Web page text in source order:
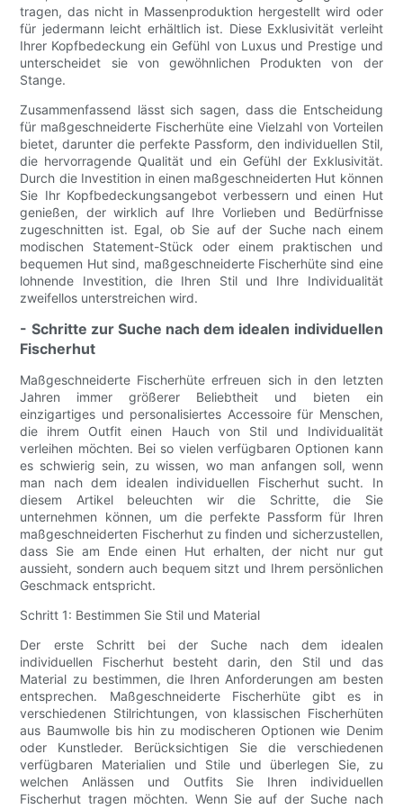
tragen, das nicht in Massenproduktion hergestellt wird oder
für jedermann leicht erhältlich ist. Diese Exklusivität verleiht
Ihrer Kopfbedeckung ein Gefühl von Luxus und Prestige und
unterscheidet sie von gewöhnlichen Produkten von der
Stange.
Zusammenfassend lässt sich sagen, dass die Entscheidung
für maßgeschneiderte Fischerhüte eine Vielzahl von Vorteilen
bietet, darunter die perfekte Passform, den individuellen Stil,
die hervorragende Qualität und ein Gefühl der Exklusivität.
Durch die Investition in einen maßgeschneiderten Hut können
Sie Ihr Kopfbedeckungsangebot verbessern und einen Hut
genießen, der wirklich auf Ihre Vorlieben und Bedürfnisse
zugeschnitten ist. Egal, ob Sie auf der Suche nach einem
modischen Statement-Stück oder einem praktischen und
bequemen Hut sind, maßgeschneiderte Fischerhüte sind eine
lohnende Investition, die Ihren Stil und Ihre Individualität
zweifellos unterstreichen wird.
- Schritte zur Suche nach dem idealen individuellen
Fischerhut
Maßgeschneiderte Fischerhüte erfreuen sich in den letzten
Jahren immer größerer Beliebtheit und bieten ein
einzigartiges und personalisiertes Accessoire für Menschen,
die ihrem Outfit einen Hauch von Stil und Individualität
verleihen möchten. Bei so vielen verfügbaren Optionen kann
es schwierig sein, zu wissen, wo man anfangen soll, wenn
man nach dem idealen individuellen Fischerhut sucht. In
diesem Artikel beleuchten wir die Schritte, die Sie
unternehmen können, um die perfekte Passform für Ihren
maßgeschneiderten Fischerhut zu finden und sicherzustellen,
dass Sie am Ende einen Hut erhalten, der nicht nur gut
aussieht, sondern auch bequem sitzt und Ihrem persönlichen
Geschmack entspricht.
Schritt 1: Bestimmen Sie Stil und Material
Der erste Schritt bei der Suche nach dem idealen
individuellen Fischerhut besteht darin, den Stil und das
Material zu bestimmen, die Ihren Anforderungen am besten
entsprechen. Maßgeschneiderte Fischerhüte gibt es in
verschiedenen Stilrichtungen, von klassischen Fischerhüten
aus Baumwolle bis hin zu modischeren Optionen wie Denim
oder Kunstleder. Berücksichtigen Sie die verschiedenen
verfügbaren Materialien und Stile und überlegen Sie, zu
welchen Anlässen und Outfits Sie Ihren individuellen
Fischerhut tragen möchten. Wenn Sie auf der Suche nach